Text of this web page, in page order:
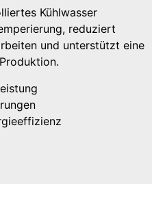
Kühlwasser
reduziert
und unterstützt eine